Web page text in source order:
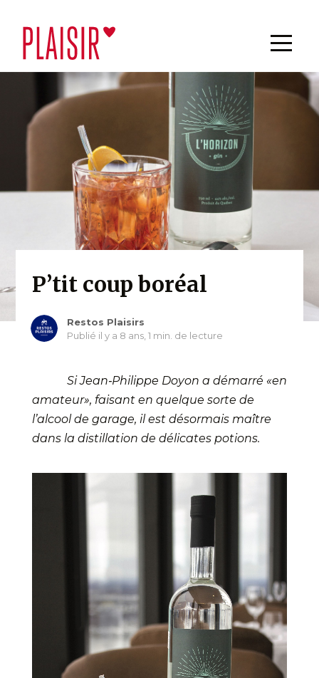
P’tit coup boréal
Restos Plaisirs
Publié il y a 8 ans, 1 min. de lecture
Si Jean‐Philippe Doyon a démarré «en
amateur», faisant en quelque sorte de
l’alcool de garage, il est désormais maître
dans la distillation de délicates potions.